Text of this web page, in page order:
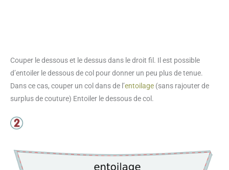
Couper le dessous et le dessus dans le droit fil. Il est possible
d’entoiler le dessous de col pour donner un peu plus de tenue.
Dans ce cas, couper un col dans de l’entoilage (sans rajouter de
surplus de couture) Entoiler le dessous de col.